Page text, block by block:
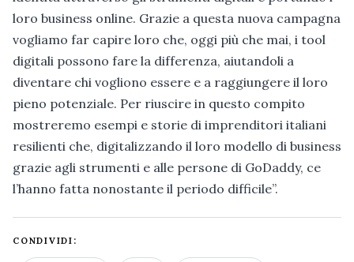
loro business online. Grazie a questa nuova campagna
vogliamo far capire loro che, oggi più che mai, i tool
digitali possono fare la differenza, aiutandoli a
diventare chi vogliono essere e a raggiungere il loro
pieno potenziale. Per riuscire in questo compito
mostreremo esempi e storie di imprenditori italiani
resilienti che, digitalizzando il loro modello di business
grazie agli strumenti e alle persone di GoDaddy, ce
l’hanno fatta nonostante il periodo difficile”.
CONDIVIDI: